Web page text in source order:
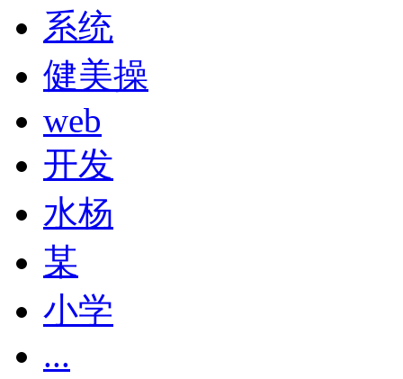
系统
健美操
web
开发
水杨
某
小学
...